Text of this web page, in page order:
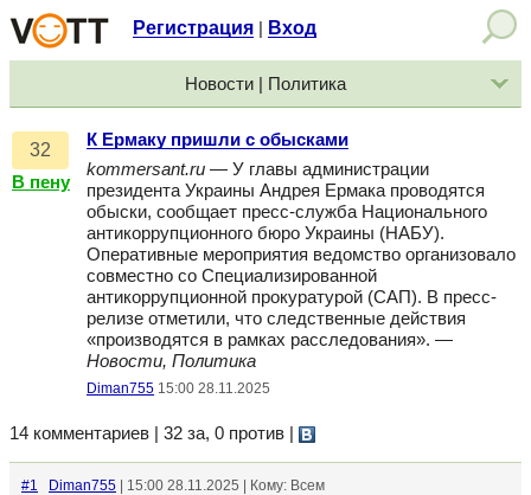
Регистрация Вход
Новости | Политика
32
В пену
К Ермаку пришли с обысками
kommersant.ru — У главы администрации
президента Украины Андрея Ермака проводятся
обыски, сообщает пресс-служба Национального
антикоррупционного бюро Украины (НАБУ).
Оперативные мероприятия ведомство организовало
совместно со Специализированной
антикоррупционной прокуратурой (САП). В пресс-
релизе отметили, что следственные действия
«производятся в рамках расследования». —
Новости, Политика
Diman755 15:00 28.11.2025
14 комментариев | 32 за, 0 против
#1 Diman755 | 15:00 28.11.2025 | Кому: Всем